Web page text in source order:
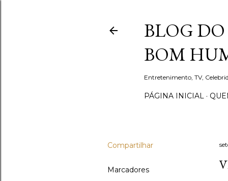
BLOG
BOM
Entretenimento, TV,
PÁGINA INICIAL
Compartilhar
Marcadores